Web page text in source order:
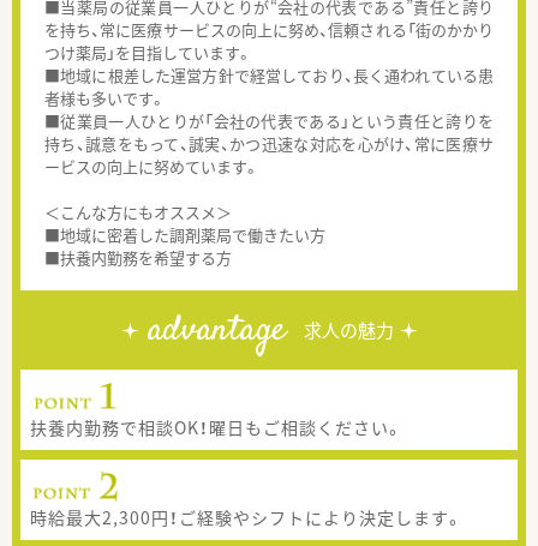
■当薬局の従業員一人ひとりが“会社の代表である”責任と誇り
を持ち、常に医療サービスの向上に努め、信頼される「街のかかり
つけ薬局」を目指しています。
■地域に根差した運営方針で経営しており、長く通われている患
者様も多いです。
■従業員一人ひとりが「会社の代表である」という責任と誇りを
持ち、誠意をもって、誠実、かつ迅速な対応を心がけ、常に医療サ
ービスの向上に努めています。
＜こんな方にもオススメ＞
■地域に密着した調剤薬局で働きたい方
■扶養内勤務を希望する方
advantage 求人の魅力
扶養内勤務で相談OK！曜日もご相談ください。
時給最大2,300円！ご経験やシフトにより決定します。